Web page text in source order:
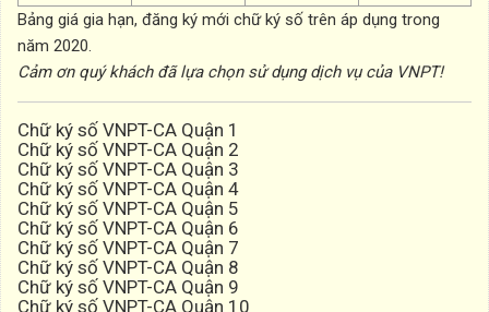
Bảng giá gia hạn, đăng ký mới chữ ký số trên áp dụng trong
năm 2020.
Cảm ơn quý khách đã lựa chọn sử dụng dịch vụ của VNPT!
Chữ ký số VNPT-CA Quận 1
Chữ ký số VNPT-CA Quận 2
Chữ ký số VNPT-CA Quận 3
Chữ ký số VNPT-CA Quận 4
Chữ ký số VNPT-CA Quận 5
Chữ ký số VNPT-CA Quận 6
Chữ ký số VNPT-CA Quận 7
Chữ ký số VNPT-CA Quận 8
Chữ ký số VNPT-CA Quận 9
Chữ ký số VNPT-CA Quận 10